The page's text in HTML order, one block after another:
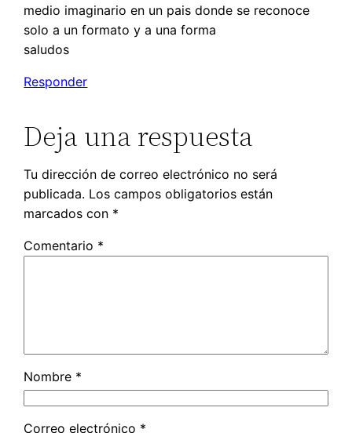
medio imaginario en un pais donde se reconoce
solo a un formato y a una forma
saludos
Responder
Deja una respuesta
Tu dirección de correo electrónico no será
publicada. Los campos obligatorios están
marcados con *
Comentario *
Nombre *
Correo electrónico *